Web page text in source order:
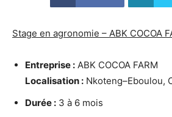
Stage en agronomie – ABK COCOA
Entreprise : ABK COCOA FARM
Localisation : Nkoteng–Eboulou,
Durée : 3 à 6 mois